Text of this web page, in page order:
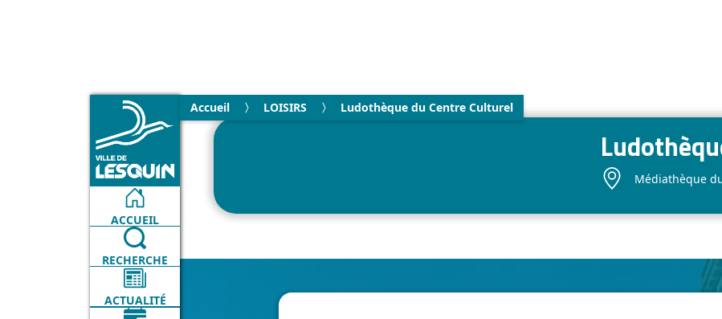
Accueil LOISIRS Ludothèque du Centre Culturel
ACCUEIL
RECHERCHE
ACTUALITÉ
Médiathèque